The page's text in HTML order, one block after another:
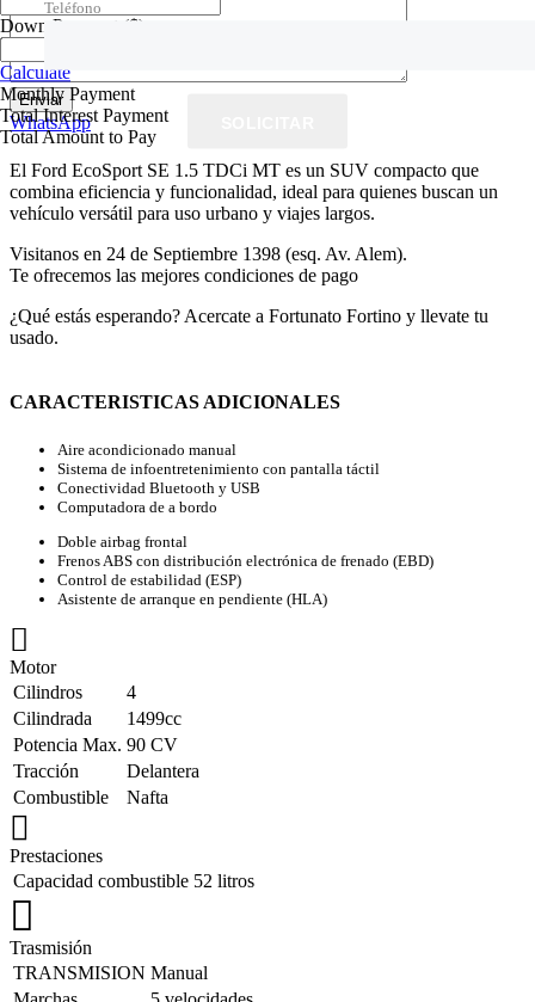
WhatsApp
El Ford EcoSport SE 1.5 TDCi MT es un SUV compacto que
combina eficiencia y funcionalidad, ideal para quienes buscan un
vehículo versátil para uso urbano y viajes largos.
Visitanos en 24 de Septiembre 1398 (esq. Av. Alem).
Te ofrecemos las mejores condiciones de pago
¿Qué estás esperando? Acercate a Fortunato Fortino y llevate tu
usado.
CARACTERISTICAS ADICIONALES
Aire acondicionado manual
Sistema de infoentretenimiento con pantalla táctil
Conectividad Bluetooth y USB
Computadora de a bordo
Doble airbag frontal
Frenos ABS con distribución electrónica de frenado (EBD)
Control de estabilidad (ESP)
Asistente de arranque en pendiente (HLA)
Motor
Cilindros
4
Cilindrada
1499cc
Potencia Max. 90 CV
Tracción
Delantera
Combustible
Nafta
Prestaciones
Capacidad combustible 52 litros
Trasmisión
TRANSMISION Manual
Down Payment ($)
Calculate
Monthly Payment
Total Interest Payment
Total Amount to Pay
Teléfono